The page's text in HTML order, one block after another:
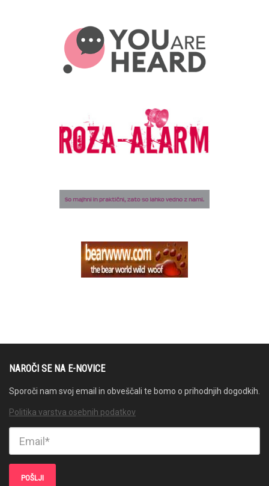
NAROČI SE NA E-NOVICE
Sporoči nam svoj email in obveščali te bomo o prihodnjih dogodkih.
Politika varstva osebnih podatkov